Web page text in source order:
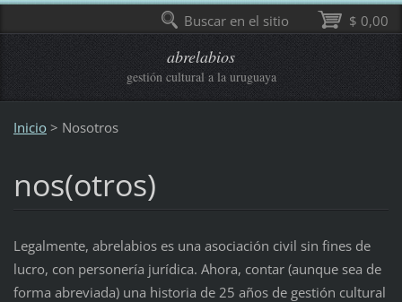
abrelabios
gestión cultural a la uruguaya
Inicio > Nosotros
nos(otros)
Legalmente, abrelabios es una asociación civil sin fines de
lucro, con personería jurídica. Ahora, contar (aunque sea de
forma abreviada) una historia de 25 años de gestión cultural
$ 0,00
Buscar en el sitio